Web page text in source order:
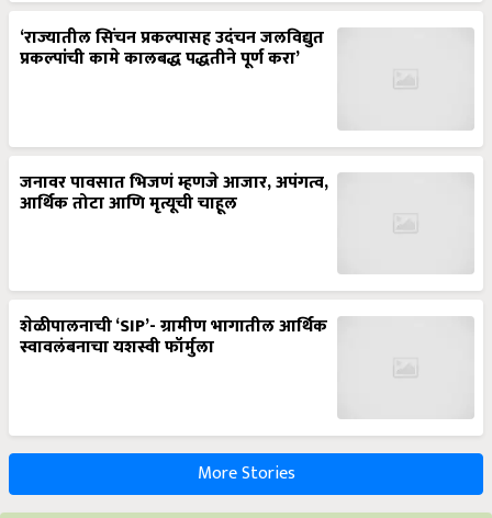
‘राज्यातील सिंचन प्रकल्पासह उदंचन जलविद्युत
प्रकल्पांची कामे कालबद्ध पद्धतीने पूर्ण करा’
जनावर पावसात भिजणं म्हणजे आजार, अपंगत्व,
आर्थिक तोटा आणि मृत्यूची चाहूल
शेळीपालनाची ‘SIP’- ग्रामीण भागातील आर्थिक
स्वावलंबनाचा यशस्वी फॉर्मुला
More Stories